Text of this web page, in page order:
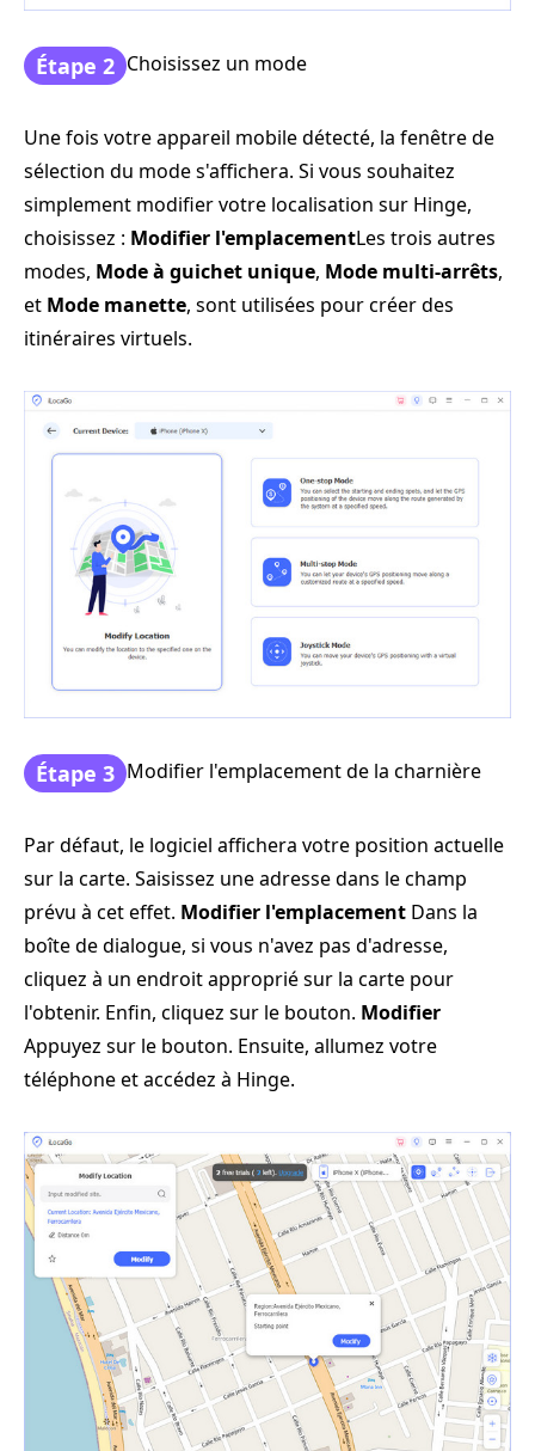
Étape 2 Choisissez un mode
Une fois votre appareil mobile détecté, la fenêtre de
sélection du mode s'affichera. Si vous souhaitez
simplement modifier votre localisation sur Hinge,
choisissez : Modifier l'emplacementLes trois autres
modes, Mode à guichet unique, Mode multi-arrêts,
et Mode manette, sont utilisées pour créer des
itinéraires virtuels.
Étape 3 Modifier l'emplacement de la charnière
Par défaut, le logiciel affichera votre position actuelle
sur la carte. Saisissez une adresse dans le champ
prévu à cet effet. Modifier l'emplacement Dans la
boîte de dialogue, si vous n'avez pas d'adresse,
cliquez à un endroit approprié sur la carte pour
l'obtenir. Enfin, cliquez sur le bouton. Modifier
Appuyez sur le bouton. Ensuite, allumez votre
téléphone et accédez à Hinge.